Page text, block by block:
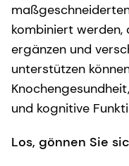
kombiniert werden,
ergänzen und
unterstützen
und kognitive
Los, gönnen Sie